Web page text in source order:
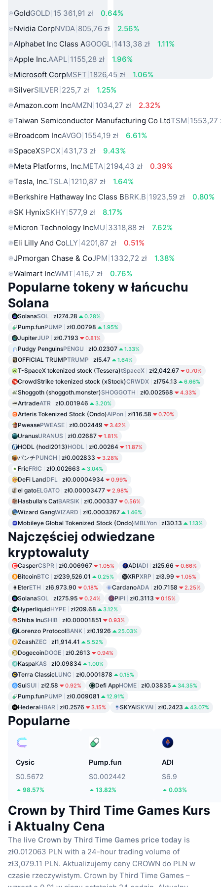
GoldGOLD 15 361,91 zł
0.64%
Nvidia CorpNVDA 805,76 zł
2.56%
Alphabet Inc Class AGOOGL 1413,38 zł
1.11%
Apple Inc.AAPL 1155,28 zł
1.96%
Microsoft CorpMSFT 1826,45 zł
1.06%
SilverSILVER 225,7 zł
1.25%
Amazon.com IncAMZN 1034,27 zł
2.32%
Taiwan Semiconductor Manufacturing Co LtdTSM 1553,27
Broadcom IncAVGO 1554,19 zł
6.61%
SpaceXSPCX 431,73 zł
9.43%
Meta Platforms, Inc.META 2194,43 zł
0.39%
Tesla, Inc.TSLA 1210,87 zł
1.64%
Berkshire Hathaway Inc Class BBRK.B 1923,59 zł
0.80%
SK HynixSKHY 577,9 zł
8.17%
Micron Technology IncMU 3318,88 zł
7.62%
Eli Lilly And CoLLY 4201,87 zł
0.51%
JPmorgan Chase & CoJPM 1332,72 zł
1.38%
Walmart IncWMT 416,7 zł 0.76%
Popularne tokeny w łańcuchu
Solana
SolanaSOL zł274.28 0.28%
Pump.funPUMP zł0.00798 1.95%
JupiterJUP zł0.7193 0.81%
Pudgy PenguinsPENGU zł0.02307 1.33%
OFFICIAL TRUMPTRUMP zł5.47 1.64%
T-SpaceX tokenized stock (Tessera)tSpaceX zł2,042.67 0.70%
CrowdStrike tokenized stock (xStock)CRWDX zł754.13 6.66%
Shoggoth (shoggoth.monster)SHOGGOTH zł0.002568 4.33%
ArtradeATR zł0.001946 3.20%
Arteris Tokenized Stock (Ondo)AIPon zł116.58 0.70%
PweasePWEASE zł0.002449 3.42%
UranusURANUS zł0.02687 1.81%
HODL (hodl2013)HODL zł0.00264 11.87%
パンチPUNCH zł0.002833 3.28%
FricFRIC zł0.002663 3.04%
DeFi LandDFL zł0.00004934 0.99%
el gatoELGATO zł0.00003477 2.98%
Hasbulla's CatBARSIK zł0.000337 0.56%
Wizard GangWIZARD zł0.0003267 1.46%
Mobileye Global Tokenized Stock (Ondo)MBLYon zł30.13 1.13%
Najczęściej odwiedzane
kryptowaluty
CasperCSPR zł0.006967 1.05% ADIADI zł25.66 0.66%
BitcoinBTC zł239,526.01 0.25% XRPXRP zł3.99 1.05%
EterETH zł6,973.90 0.18% CardanoADA zł0.7158 2.25%
SolanaSOL zł275.95 0.24% PiPI zł0.3113 0.15%
HyperliquidHYPE zł209.68 3.12%
Shiba InuSHIB zł0.00001851 0.93%
Lorenzo ProtocolBANK zł0.1926 25.03%
ZcashZEC zł1,914.41 5.52%
DogecoinDOGE zł0.2613 0.94%
KaspaKAS zł0.09834 1.00%
Terra ClassicLUNC zł0.0001878 0.15%
SuiSUI zł2.58 0.92% Defi AppHOME zł0.03835 34.35%
Pump.funPUMP zł0.009081 12.91%
HederaHBAR zł0.2576 3.15% SKYAISKYAI zł0.2423 43.07%
Popularne
Cysic
$0.5672
98.57%
Pump.fun
$0.002442
13.82%
ADI
$6.9
0.03%
Crown by Third Time Games Kurs
i Aktualny Cena
The live Crown by Third Time Games price today is
zł0.012063 PLN with a 24-hour trading volume of
zł3,079.11 PLN. Aktualizujemy ceny CROWN do PLN w
czasie rzeczywistym. Crown by Third Time Games –